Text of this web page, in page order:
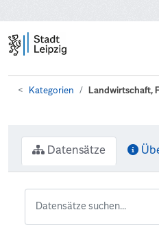
Kategorien Landwirtschaft,
Datensätze